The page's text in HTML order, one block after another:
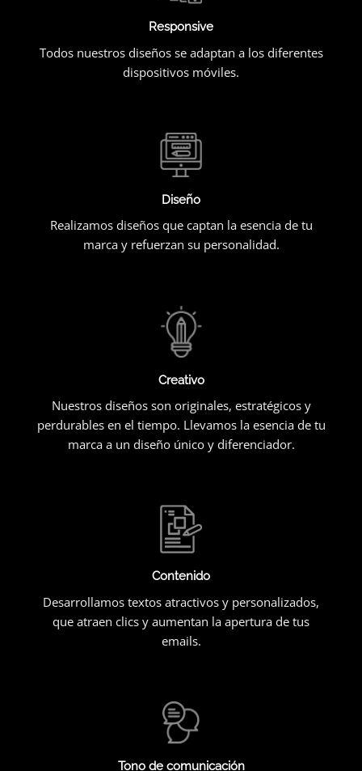
Responsive
Todos nuestros diseños se adaptan a los diferentes
dispositivos móviles.
Diseño
Realizamos diseños que captan la esencia de tu
marca y refuerzan su personalidad.
Creativo
Nuestros diseños son originales, estratégicos y
perdurables en el tiempo. Llevamos la esencia de tu
marca a un diseño único y diferenciador.
Contenido
Desarrollamos textos atractivos y personalizados,
que atraen clics y aumentan la apertura de tus
emails.
Tono de comunicación